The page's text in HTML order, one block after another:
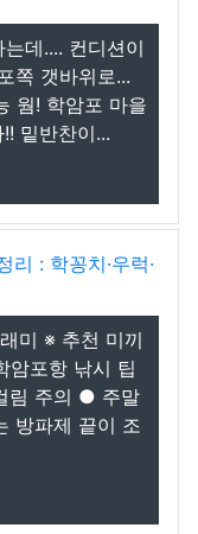
데.... 컨디션이
쪽 갯바위로...
웜! 학암포 마을
밑반찬이...
리 : 학꽁치·우럭·
미 ※ 추천 미끼
포항 낚시 팁
림 주의 ● 주말
방파제 끝이 조